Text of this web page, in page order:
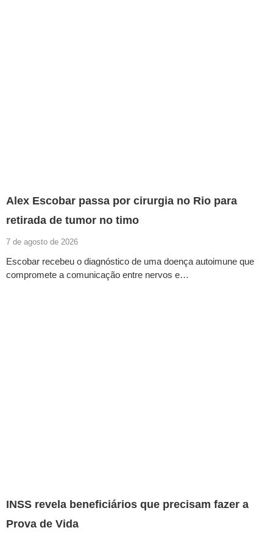
Alex Escobar passa por cirurgia no Rio para
retirada de tumor no timo
7 de agosto de 2026
Escobar recebeu o diagnóstico de uma doença autoimune que
compromete a comunicação entre nervos e…
INSS revela beneficiários que precisam fazer a
Prova de Vida